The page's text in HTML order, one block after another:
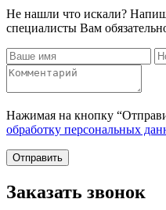
Не нашли что искали?
специалисты Вам
Нажимая на кнопку
обработку персональных
Отправить
Заказать звонок